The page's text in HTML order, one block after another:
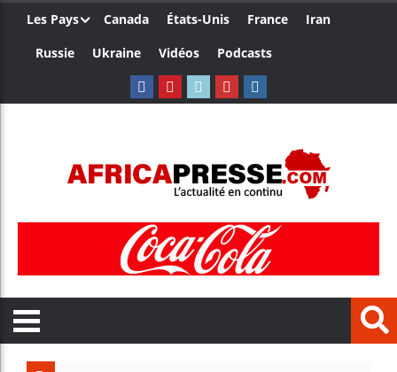
Les Pays Canada États-Unis France
Iran
Russie
Ukraine Vidéos Podcasts